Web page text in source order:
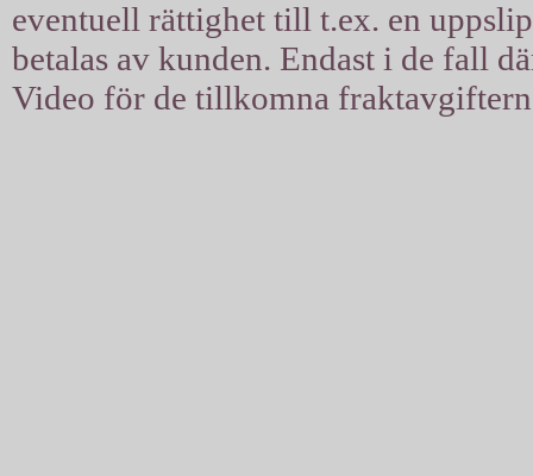
eventuell rättighet till t.ex. en
betalas av kunden. Endast i de fall
Video för de tillkomna